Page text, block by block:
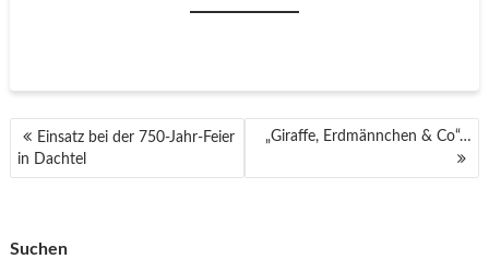
BEITRAGSNAVIGATION
Einsatz bei der 750-Jahr-Feier
in Dachtel
„Giraffe, Erdmännchen & Co“…
Suchen